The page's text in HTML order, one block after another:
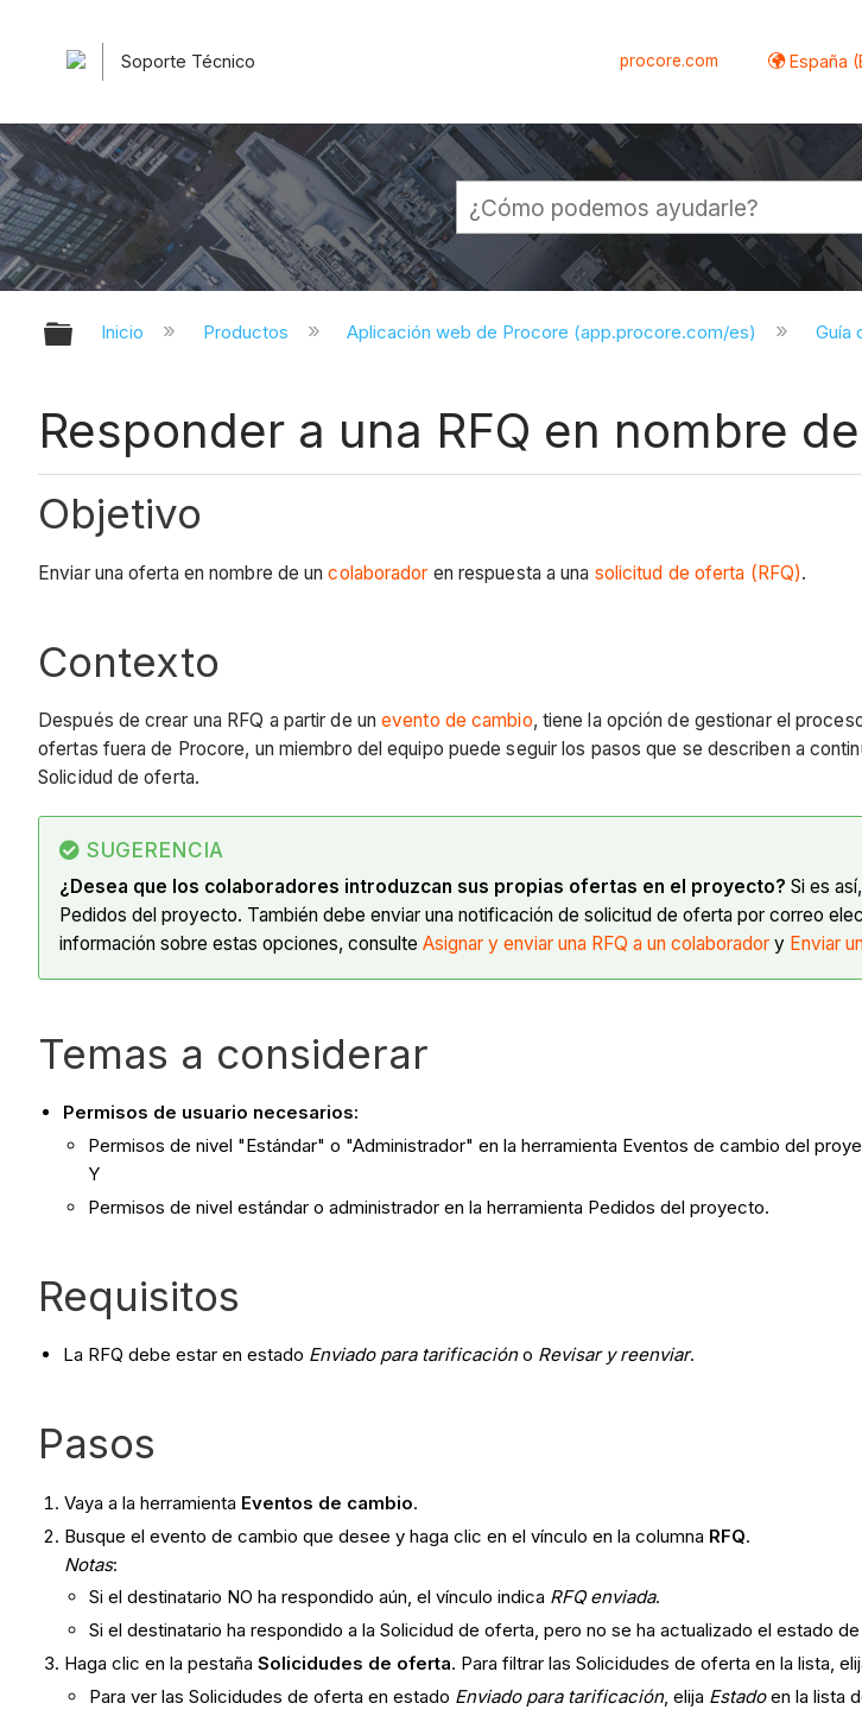
Soporte Técnico procore.com España
Expandir/contraer jerarquía global
Inicio Productos Aplicación web de Procore (app.procore.com/es) Guía
Responder a una RFQ en nombre
Objetivo
Enviar una oferta en nombre de uncolaborador en respuesta a una solicitud de oferta (RFQ).
Contexto
Después de crear una RFQ a partir de unevento de cambio, tiene la opción de gestionar el
ofertas fuera de Procore, un miembro del equipo puede seguir los pasos que se describen a
Solicidud de oferta.
SUGERENCIA
¿Desea que los colaboradores introduzcan sus propias ofertas en el proyecto? Si es
Pedidos del proyecto. También debe enviar una notificación de solicitud de oferta por correo
información sobre estas opciones, consulte Asignar y enviar una RFQ a un colaborador y Enviar
Temas a considerar
Permisos de usuario necesarios:
Permisos de nivel "Estándar" o "Administrador" en la herramienta Eventos de cambio del
Y
Permisos de nivel estándar o administrador en la herramienta Pedidos del proyecto.
Requisitos
La RFQ debe estar en estado Enviado para tarificacióno Revisar y reenviar.
Pasos
Vaya a la herramienta Eventos de cambio.
Busque el evento de cambio que desee y haga clic en el vínculo en la columna RFQ.
Notas:
Si el destinatario NO ha respondido aún, el vínculo indica RFQ enviada.
Si el destinatario ha respondido a la Solicidud de oferta, pero no se ha actualizado el estado
Haga clic en la pestañaSolicidudes de oferta. Para filtrar las Solicidudes de oferta en la lista,
Para ver las Solicidudes de oferta en estado Enviado para tarificación, elija Estadoen la lista